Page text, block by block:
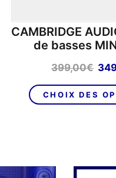
CAMBRIDGE
de basses
399,00€ Le
CHOIX DES